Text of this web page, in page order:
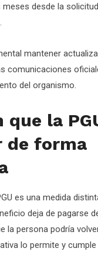
desde la
mantener
comunicaciones
del organismo.
que la
de forma
es una medida
deja de pagarse
la persona podría
lo permite y